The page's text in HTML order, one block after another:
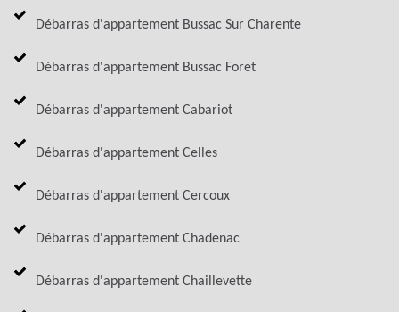
Débarras d'appartement Bussac Sur Charente
Débarras d'appartement Bussac Foret
Débarras d'appartement Cabariot
Débarras d'appartement Celles
Débarras d'appartement Cercoux
Débarras d'appartement Chadenac
Débarras d'appartement Chaillevette